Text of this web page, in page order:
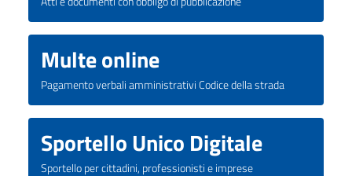
Multe online
Pagamento verbali amministrativi Codice della strada
Sportello Unico Digitale
Sportello per cittadini, professionisti e imprese